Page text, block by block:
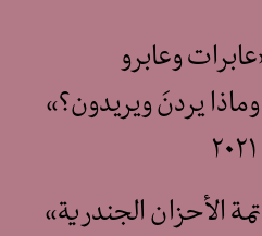
#٢: «عابرات وعابرو
يردنَ ويريدون؟»
#١: خاتمة الأحزان الجندرية»